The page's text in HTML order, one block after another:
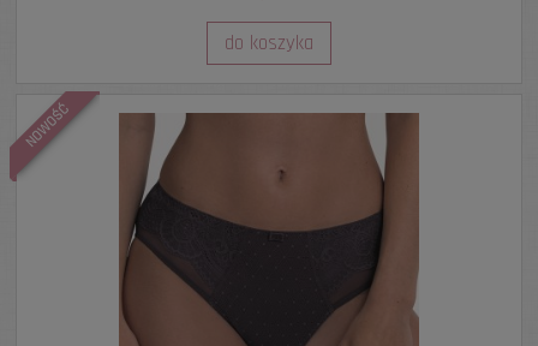
do koszyka
NOWOŚĆ